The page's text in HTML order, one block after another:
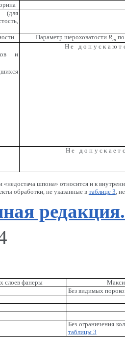
Параметр шероховатости Rm
и
Не
Не
«недостача шпона» относится и к
обработки, не указанные в таблице 3 ,
слоев фанеры
Без видимых
Без ограничения
таблицы 3